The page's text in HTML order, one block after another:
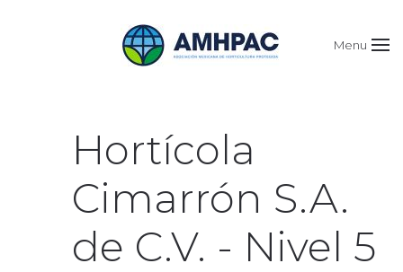
Menu
Hortícola
Cimarrón S.A.
de C.V. - Nivel 5